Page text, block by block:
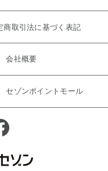
商取引法に基づく表記
会社概要
セゾンポイントモール